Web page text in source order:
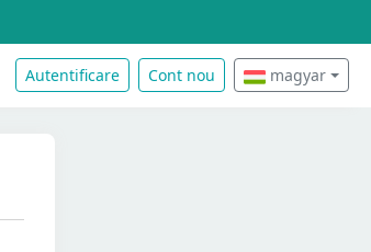
Autentificare Cont nou magyar